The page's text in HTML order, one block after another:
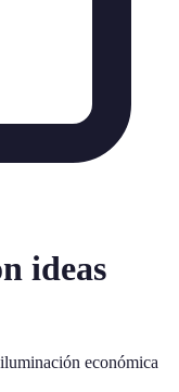
ideas
económica